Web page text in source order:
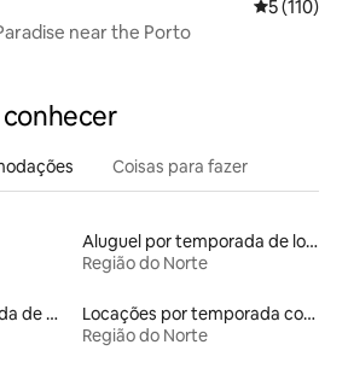
5 de uma
5 (110)
da Azenha, Paradise near the Porto
Coisas para fazer
Aluguel por temporada de lofts
Região do Norte
Aluguel por temporada de microcasas
Locações por temporada com piscina
Região do Norte